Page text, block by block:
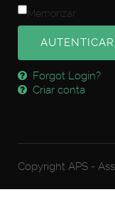
Memorizar
AUTENTICAR
Forgot Login?
Criar conta
Copyright APS -